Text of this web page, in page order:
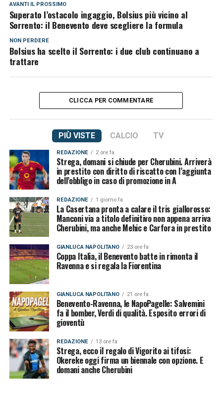
AVANTI IL ​​PROSSIMO
Superato l’ostacolo ingaggio, Bolsius più vicino al
Sorrento: il Benevento deve scegliere la formula
NON PERDERE
Bolsius ha scelto il Sorrento: i due club continuano a
trattare
CLICCA PER COMMENTARE
PIÙ VISTE CALCIO TV
REDAZIONE 2 ore fa
Strega, domani si chiude per Cherubini. Arriverà
in prestito con diritto di riscatto con l’aggiunta
dell’obbligo in caso di promozione in A
REDAZIONE 1 giorno fa
La Casertana pronta a calare il tris giallorosso:
Manconi via a titolo definitivo non appena arriva
Cherubini, ma anche Mehic e Carfora in prestito
GIANLUCA NAPOLITANO 23 ore fa
Coppa Italia, il Benevento batte in rimonta il
Ravenna e si regala la Fiorentina
GIANLUCA NAPOLITANO 21 ore fa
Benevento-Ravenna, le NapoPagelle: Salvemini
fa il bomber, Verdi di qualità. Esposito errori di
gioventù
REDAZIONE 13 ore fa
Strega, ecco il regalo di Vigorito ai tifosi:
Okereke oggi firma un biennale con opzione. E
domani anche Cherubini